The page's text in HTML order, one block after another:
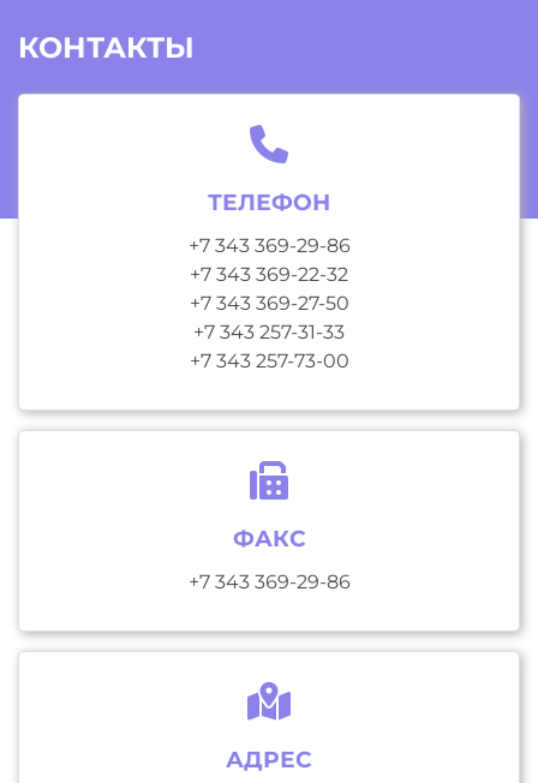
КОНТАКТЫ
ТЕЛЕФОН
+7 343 369-29-86
+7 343 369-22-32
+7 343 369-27-50
+7 343 257-31-33
+7 343 257-73-00
ФАКС
+7 343 369-29-86
АДРЕС